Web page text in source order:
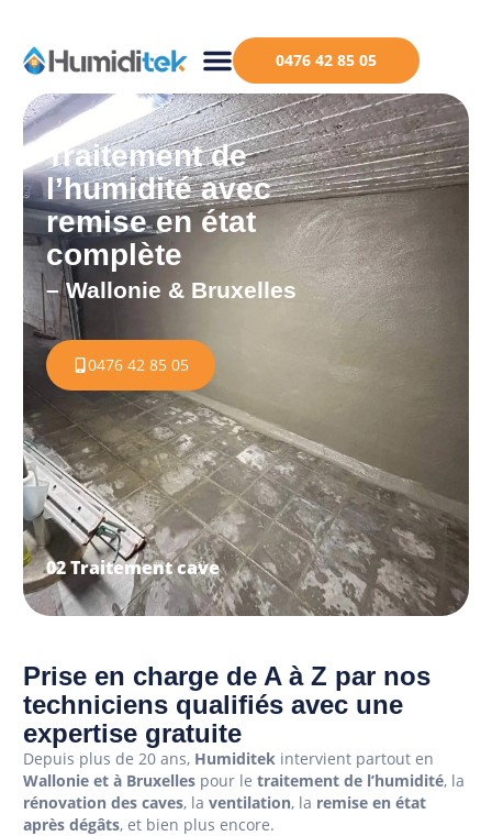
0476 42 85 05
Traitement de
l’humidité avec
remise en état
complète
– Wallonie & Bruxelles
0476 42 85 05
Prise en charge de A à Z par nos
techniciens qualifiés avec une
expertise gratuite
Depuis plus de 20 ans, Humiditek intervient partout en
Wallonie et à Bruxelles pour le traitement de l’humidité, la
rénovation des caves, la ventilation, la remise en état
après dégâts, et bien plus encore.